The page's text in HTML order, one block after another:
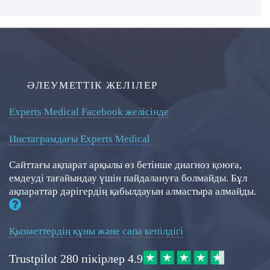
ӘЛЕУМЕТТІК ЖЕЛІЛЕР
Experts Medical Facebook желісінде
Инстаграмдағы Experts Medical
Сайттағы ақпарат арқылы өз бетінше диагноз қоюға,
емдеуді тағайындау үшін пайдалануға болмайды. Бұл
ақпараттар дәрігердің қабылдауын алмастыра алмайды.
Қызметтердің құны және сапа кепілдігі
Trustpilot 280 пікірлер 4.9